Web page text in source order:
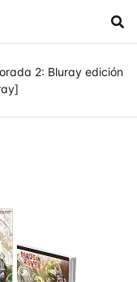
2: Bluray edición